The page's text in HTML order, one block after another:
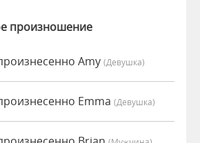
произношение
Amy (девушка)
Emma (девушка)